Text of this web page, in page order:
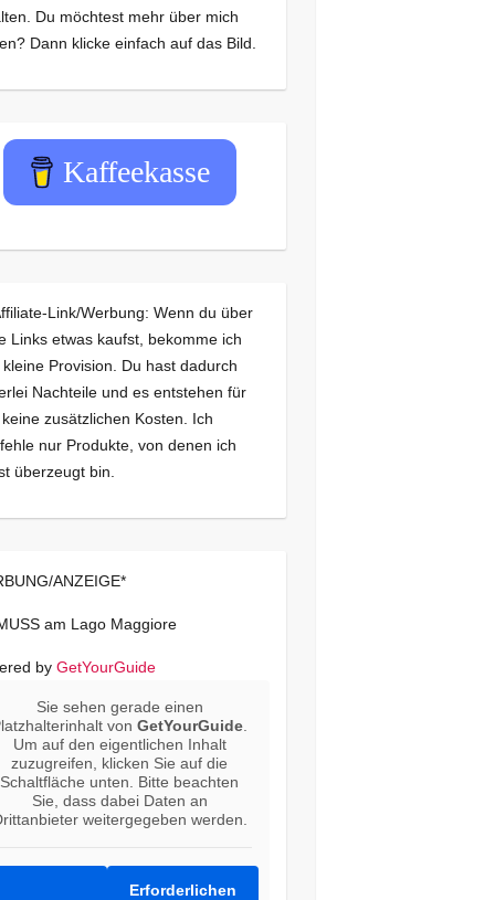
Du möchtest mehr über mich
Dann klicke einfach auf das Bild.
Kaffeekasse
Link/Werbung: Wenn du über
Links etwas kaufst, bekomme ich
Provision. Du hast dadurch
Nachteile und es entstehen für
zusätzlichen Kosten. Ich
nur Produkte, von denen ich
überzeugt bin.
ANZEIGE*
am Lago Maggiore
by GetYourGuide
Sie sehen gerade einen
vonGetYourGuide
Um auf den eigentlichen Inhalt
zuzugreifen, klicken Sie auf die
Schaltfläche unten. Bitte beachten
Sie, dass dabei Daten an
weitergegeben werden.
Erforderlichen